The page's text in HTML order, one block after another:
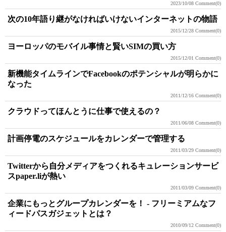
2023/10/08 Comment(0)
次の10年語り継がなければいけないインターネットの物語
2015/12/28 Comment(0)
ヨーロッパのモバイル事情と賢いSIMの買い方
2015/12/01 Comment(0)
新機能タイムラインでFacebookのポテンシャルが明らかに
なった
2011/12/16 Comment(0)
クラウドってほんとうに仕事で使えるの？
2011/06/08 Comment(0)
計画停電のスケジュールをカレンダーで管理する
2011/03/29 Comment(0)
Twitterから自分メディアをつくれるキュレーションサービ
スpaper.liが熱い
2011/03/09 Comment(0)
企業にもっとグループカレンダーを！ - フリーミアムなフ
ィードパスガジェットとは？
2010/09/12 Comment(0)